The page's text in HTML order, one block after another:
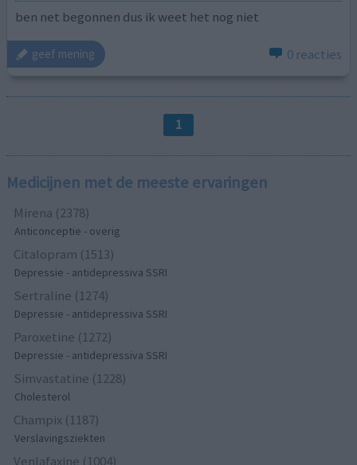
ben net begonnen dus ik weet het nog niet
geef mening 0 reacties
1
Medicijnen met de meeste ervaringen
Mirena (2378)
Anticonceptie - overig
Citalopram (1513)
Depressie - antidepressiva SSRI
Sertraline (1274)
Depressie - antidepressiva SSRI
Paroxetine (1272)
Depressie - antidepressiva SSRI
Simvastatine (1228)
Cholesterol
Champix (1187)
Verslavingsziekten
Venlafaxine (1004)